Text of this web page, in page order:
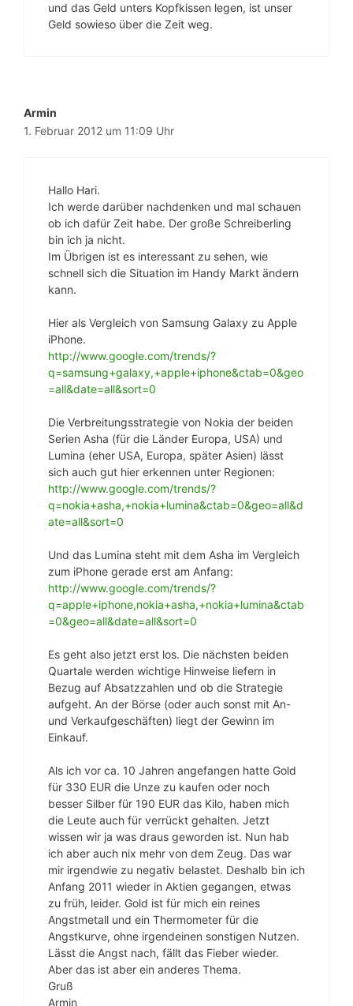
und das Geld unters Kopfkissen legen, ist unser
Geld sowieso über die Zeit weg.
Armin
1. Februar 2012 um 11:09 Uhr
Hallo Hari.
Ich werde darüber nachdenken und mal schauen
ob ich dafür Zeit habe. Der große Schreiberling
bin ich ja nicht.
Im Übrigen ist es interessant zu sehen, wie
schnell sich die Situation im Handy Markt ändern
kann.
Hier als Vergleich von Samsung Galaxy zu Apple
iPhone.
http://www.google.com/trends/?
q=samsung+galaxy,+apple+iphone&ctab=0&geo
=all&date=all&sort=0
Die Verbreitungsstrategie von Nokia der beiden
Serien Asha (für die Länder Europa, USA) und
Lumina (eher USA, Europa, später Asien) lässt
sich auch gut hier erkennen unter Regionen:
http://www.google.com/trends/?
q=nokia+asha,+nokia+lumina&ctab=0&geo=all&d
ate=all&sort=0
Und das Lumina steht mit dem Asha im Vergleich
zum iPhone gerade erst am Anfang:
http://www.google.com/trends/?
q=apple+iphone,nokia+asha,+nokia+lumina&ctab
=0&geo=all&date=all&sort=0
Es geht also jetzt erst los. Die nächsten beiden
Quartale werden wichtige Hinweise liefern in
Bezug auf Absatzzahlen und ob die Strategie
aufgeht. An der Börse (oder auch sonst mit An-
und Verkaufgeschäften) liegt der Gewinn im
Einkauf.
Als ich vor ca. 10 Jahren angefangen hatte Gold
für 330 EUR die Unze zu kaufen oder noch
besser Silber für 190 EUR das Kilo, haben mich
die Leute auch für verrückt gehalten. Jetzt
wissen wir ja was draus geworden ist. Nun hab
ich aber auch nix mehr von dem Zeug. Das war
mir irgendwie zu negativ belastet. Deshalb bin ich
Anfang 2011 wieder in Aktien gegangen, etwas
zu früh, leider. Gold ist für mich ein reines
Angstmetall und ein Thermometer für die
Angstkurve, ohne irgendeinen sonstigen Nutzen.
Lässt die Angst nach, fällt das Fieber wieder.
Aber das ist aber ein anderes Thema.
Gruß
Armin